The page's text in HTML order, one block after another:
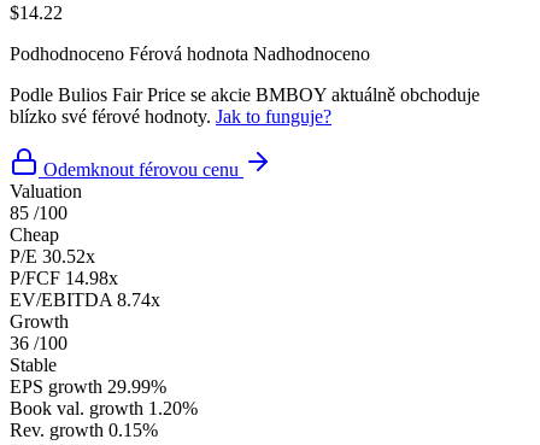
$14.22
Podhodnoceno Férová hodnota Nadhodnoceno
Podle Bulios Fair Price se akcie BMBOY aktuálně obchoduje
blízko své férové hodnoty. Jak to funguje?
Odemknout férovou cenu
Valuation
85 /100
Cheap
P/E 30.52x
P/FCF 14.98x
EV/EBITDA 8.74x
Growth
36 /100
Stable
EPS growth 29.99%
Book val. growth 1.20%
Rev. growth 0.15%